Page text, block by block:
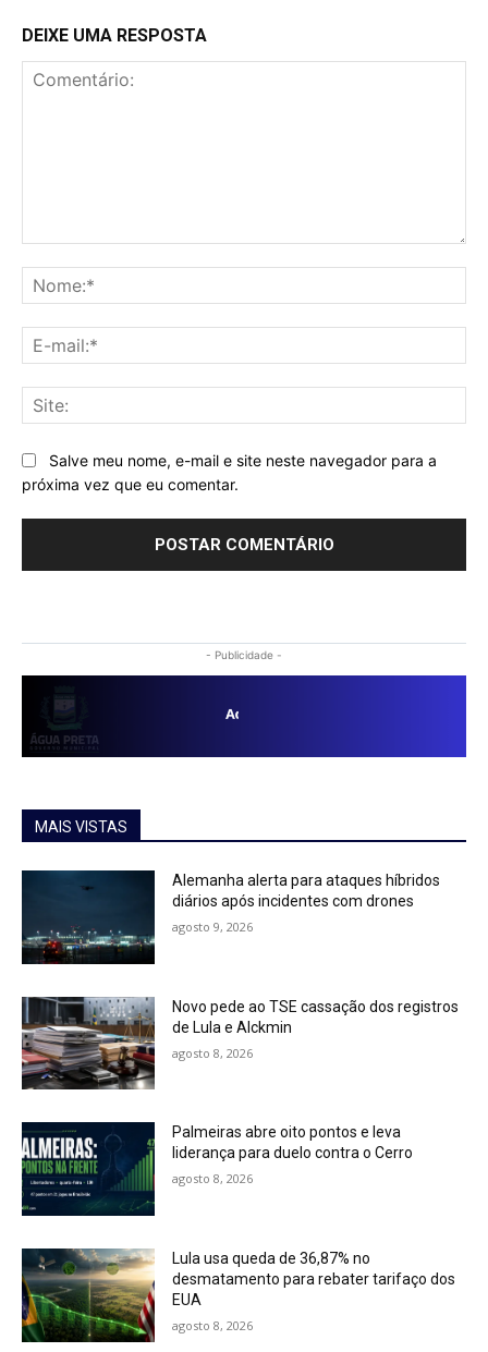
DEIXE UMA RESPOSTA
Salve meu nome, e-mail e site neste navegador para a
próxima vez que eu comentar.
- Publicidade -
MAIS VISTAS
Alemanha alerta para ataques híbridos
diários após incidentes com drones
agosto 9, 2026
Novo pede ao TSE cassação dos registros
de Lula e Alckmin
agosto 8, 2026
Palmeiras abre oito pontos e leva
liderança para duelo contra o Cerro
agosto 8, 2026
Lula usa queda de 36,87% no
desmatamento para rebater tarifaço dos
EUA
agosto 8, 2026